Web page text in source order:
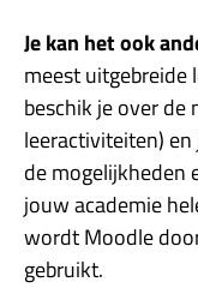
Je kan het ook
meest uitgebreide
beschik je over
leeractiviteiten)
de mogelijkheden
jouw academie
wordt Moodle
gebruikt.